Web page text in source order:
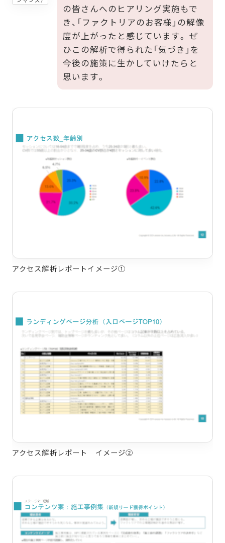
の皆さんへのヒアリング実施もで
き、「ファクトリアのお客様」の解像
度が上がったと感じています。 ぜ
ひこの解析で得られた「気づき」を
今後の施策に生かしていけたらと
思います。
アクセス解析レポートイメージ①
アクセス解析レポート イメージ②